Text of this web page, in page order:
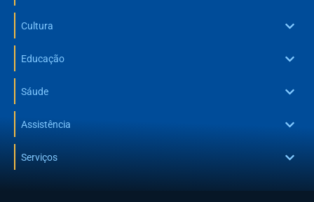
Cultura
Educação
Sáude
Assistência
Serviços